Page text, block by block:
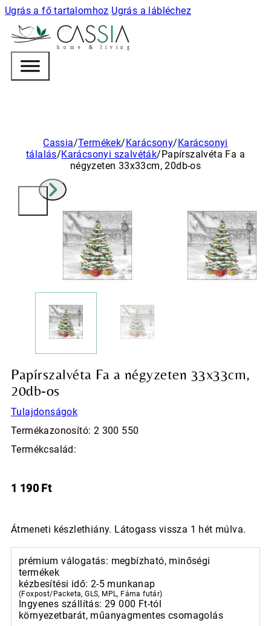
Ugrás a fő tartalomhoz Ugrás a lábléchez
h o m e & l i v i n g
Cassia/Termékek/Karácsony/Karácsonyi
tálalás/Karácsonyi szalvéták/Papírszalvéta Fa a
négyzeten 33x33cm, 20db-os
Papírszalvéta Fa a négyzeten 33x33cm,
20db-os
Tulajdonságok
Termékazonosító: 2 300 550
Termékcsalád:
1 190 Ft
Átmeneti készlethiány. Látogass vissza 1 hét múlva.
prémium válogatás: megbízható, minőségi
termékek
kézbesítési idő: 2-5 munkanap
(Foxpost/Packeta, GLS, MPL, Fáma futár)
Ingyenes szállítás: 29 000 Ft-tól
környezetbarát, műanyagmentes csomagolás